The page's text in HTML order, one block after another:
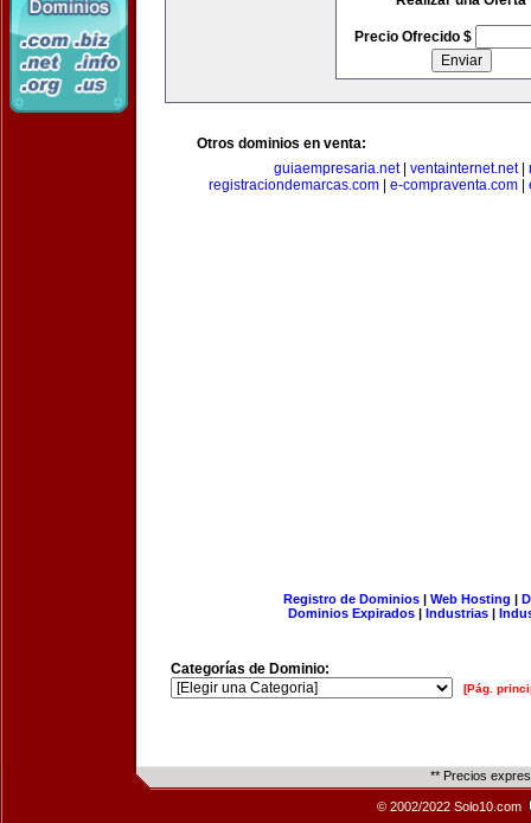
Precio Ofrecido $
Otros dominios en venta:
guiaempresaria.net| ventainternet.net|
registraciondemarcas.com| e-compraventa.com|
Registro de Dominios| Web Hosting |
Dominios Expirados | Industrias |
Categorías de Dominio:
[Pág.
** Precios
© 2002/2022 Solo10.com